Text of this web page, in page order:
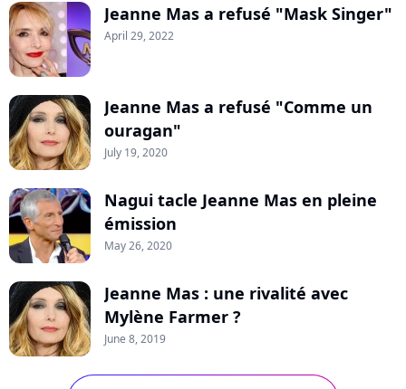
Jeanne Mas a refusé "Mask Singer"
April 29, 2022
Jeanne Mas a refusé "Comme un
ouragan"
July 19, 2020
Nagui tacle Jeanne Mas en pleine
émission
May 26, 2020
Jeanne Mas : une rivalité avec
Mylène Farmer ?
June 8, 2019